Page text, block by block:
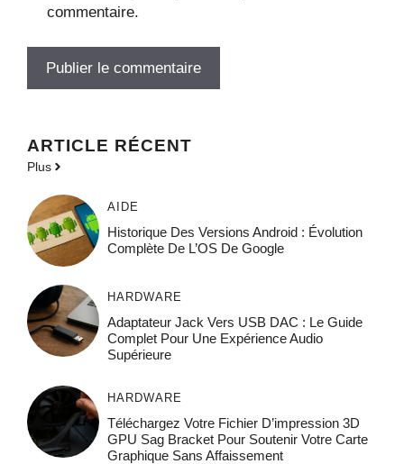
commentaire.
ARTICLE RÉCENT
Plus
AIDE
Historique Des Versions Android : Évolution
Complète De L’OS De Google
HARDWARE
Adaptateur Jack Vers USB DAC : Le Guide
Complet Pour Une Expérience Audio
Supérieure
HARDWARE
Téléchargez Votre Fichier D’impression 3D
GPU Sag Bracket Pour Soutenir Votre Carte
Graphique Sans Affaissement